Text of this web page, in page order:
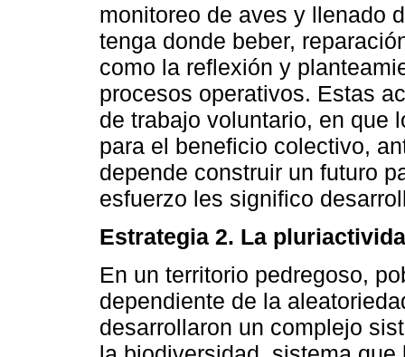
monitoreo de aves y llenado
tenga donde beber,
como la reflexión y
procesos operativos. Estas
de trabajo voluntario, en que
para el beneficio colectivo,
depende construir un futuro
esfuerzo les significo
Estrategia 2. La
En un territorio pedregoso,
dependiente de la
desarrollaron un complejo